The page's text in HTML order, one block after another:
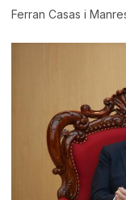
Ferran Casas i